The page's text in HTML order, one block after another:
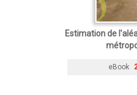
Estimation de
eBook